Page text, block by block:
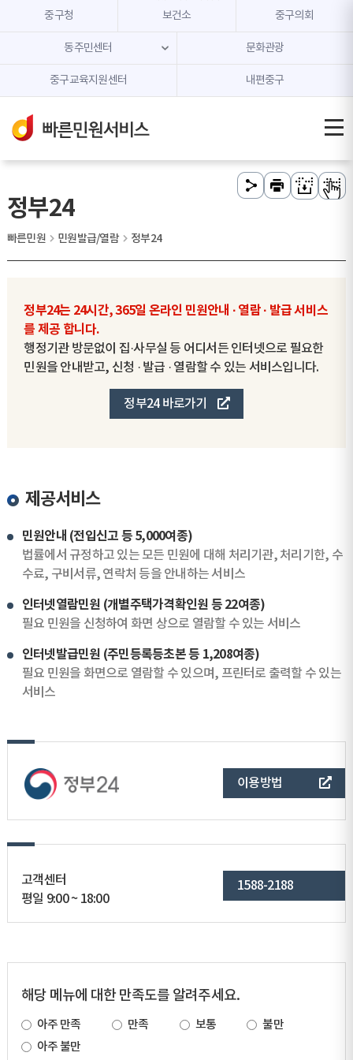
본문 내용 바로가기
주메뉴 바로가기
중구청 보건소 중구의회
동주민센터 문화관광
중구교육지원센터 내편중구
정부24
빠른민원 민원발급/열람 정부24
정부24는 24시간, 365일 온라인 민원안내 · 열람 · 발급 서비스
를 제공 합니다.
행정기관 방문없이 집·사무실 등 어디서든 인터넷으로 필요한
민원을 안내받고, 신청 · 발급 · 열람할 수 있는 서비스입니다.
정부24 바로가기
제공서비스
민원안내 (전입신고 등 5,000여종)
법률에서 규정하고 있는 모든 민원에 대해 처리기관, 처리기한, 수
수료, 구비서류, 연락처 등을 안내하는 서비스
인터넷열람민원 (개별주택가격확인원 등 22여종)
필요 민원을 신청하여 화면 상으로 열람할 수 있는 서비스
인터넷발급민원 (주민등록등초본 등 1,208여종)
필요 민원을 화면으로 열람할 수 있으며, 프린터로 출력할 수 있는
서비스
이용방법
고객센터
평일 9:00 ~ 18:00
1588-2188
해당 메뉴에 대한 만족도를 알려주세요.
아주 만족 만족 보통
불만
아주 불만